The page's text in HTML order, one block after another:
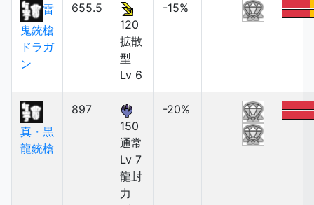
雷
鬼銃槍
ドラガ
ン
655.5
120
拡散
型
Lv 6
-15%
真・黒
龍銃槍
897
150
通常
Lv 7
龍封
力
-20%